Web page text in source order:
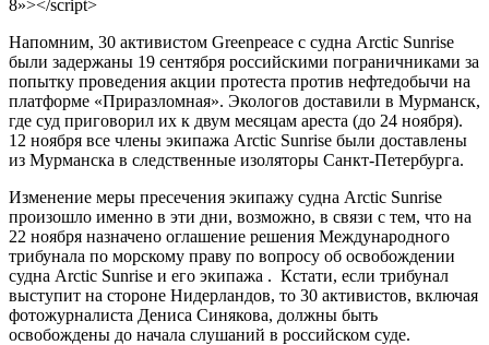
8»></script>
Напомним, 30 активистом Greenpeace с судна Arctic Sunrise
были задержаны 19 сентября российскими пограничниками за
попытку проведения акции протеста против нефтедобычи на
платформе «Приразломная». Экологов доставили в Мурманск,
где суд приговорил их к двум месяцам ареста (до 24 ноября).
12 ноября все члены экипажа Arctic Sunrise были доставлены
из Мурманска в следственные изоляторы Санкт-Петербурга.
Изменение меры пресечения экипажу судна Arctic Sunrise
произошло именно в эти дни, возможно, в связи с тем, что на
22 ноября назначено оглашение решения Международного
трибунала по морскому праву по вопросу об освобождении
судна Arctic Sunrise и его экипажа . Кстати, если трибунал
выступит на стороне Нидерландов, то 30 активистов, включая
фотожурналиста Дениса Синякова, должны быть
освобождены до начала слушаний в российском суде.